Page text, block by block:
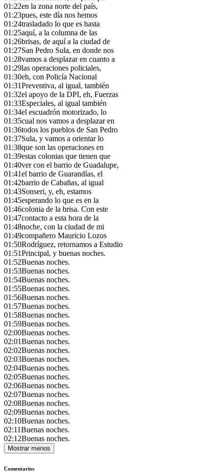
01:22en la zona norte del país,
01:23pues, este día nos hemos
01:24trasladado lo que es hasta
01:25aquí, a la columna de las
01:26brisas, de aquí a la ciudad de
01:27San Pedro Sula, en donde nos
01:28vamos a desplazar en cuanto a
01:29las operaciones policiales,
01:30eh, con Policía Nacional
01:31Preventiva, al igual, también
01:32el apoyo de la DPI, eh, Fuerzas
01:33Especiales, al igual también
01:34el escuadrón motorizado, lo
01:35cual nos vamos a desplazar en
01:36todos los pueblos de San Pedro
01:37Sula, y vamos a orientar lo
01:38que son las operaciones en
01:39estas colonias que tienen que
01:40ver con el barrio de Guadalupe,
01:41el barrio de Guarandías, el
01:42barrio de Cabañas, al igual
01:43Sonseri, y, eh, estamos
01:45esperando lo que es en la
01:46colonia de la brisa. Con este
01:47contacto a esta hora de la
01:48noche, con la ciudad de mi
01:49compañero Mauricio Lozos
01:50Rodríguez, retornamos a Estudio
01:51Principal, y buenas noches.
01:52Buenas noches.
01:53Buenas noches.
01:54Buenas noches.
01:55Buenas noches.
01:56Buenas noches.
01:57Buenas noches.
01:58Buenas noches.
01:59Buenas noches.
02:00Buenas noches.
02:01Buenas noches.
02:02Buenas noches.
02:03Buenas noches.
02:04Buenas noches.
02:05Buenas noches.
02:06Buenas noches.
02:07Buenas noches.
02:08Buenas noches.
02:09Buenas noches.
02:10Buenas noches.
02:11Buenas noches.
02:12Buenas noches.
Mostrar menos
Comentarios